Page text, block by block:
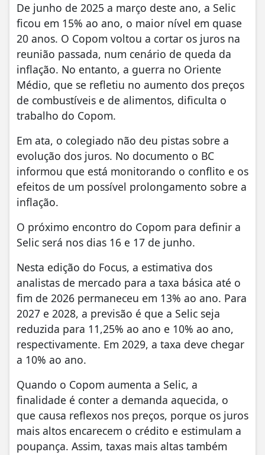
De junho de 2025 a março deste ano, a Selic
ficou em 15% ao ano, o maior nível em quase
20 anos. O Copom voltou a cortar os juros na
reunião passada, num cenário de queda da
inflação. No entanto, a guerra no Oriente
Médio, que se refletiu no aumento dos preços
de combustíveis e de alimentos, dificulta o
trabalho do Copom.
Em ata, o colegiado não deu pistas sobre a
evolução dos juros. No documento o BC
informou que está monitorando o conflito e os
efeitos de um possível prolongamento sobre a
inflação.
O próximo encontro do Copom para definir a
Selic será nos dias 16 e 17 de junho.
Nesta edição do Focus, a estimativa dos
analistas de mercado para a taxa básica até o
fim de 2026 permaneceu em 13% ao ano. Para
2027 e 2028, a previsão é que a Selic seja
reduzida para 11,25% ao ano e 10% ao ano,
respectivamente. Em 2029, a taxa deve chegar
a 10% ao ano.
Quando o Copom aumenta a Selic, a
finalidade é conter a demanda aquecida, o
que causa reflexos nos preços, porque os juros
mais altos encarecem o crédito e estimulam a
poupança. Assim, taxas mais altas também